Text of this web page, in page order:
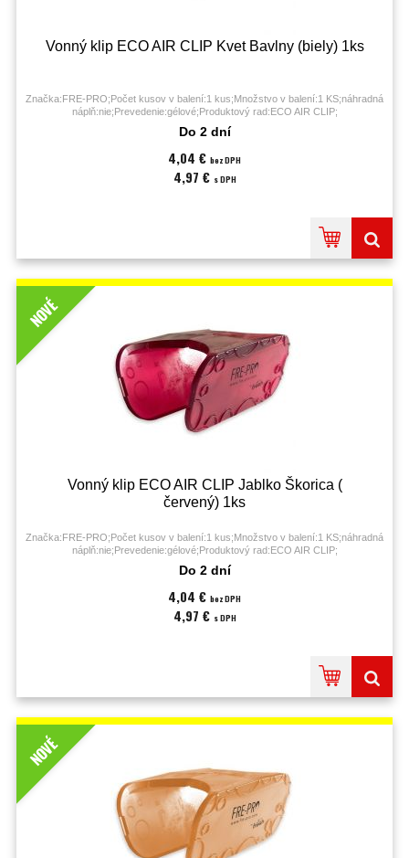
Vonný klip ECO AIR CLIP Kvet Bavlny (biely) 1ks
Značka:FRE-PRO;Počet kusov v balení:1 kus;Množstvo v balení:1 KS;náhradná
náplň:nie;Prevedenie:gélové;Produktový rad:ECO AIR CLIP;
Do 2 dní
4,04 € bez DPH
4,97 € s DPH
NOVÉ
Vonný klip ECO AIR CLIP Jablko Škorica (
červený) 1ks
Značka:FRE-PRO;Počet kusov v balení:1 kus;Množstvo v balení:1 KS;náhradná
náplň:nie;Prevedenie:gélové;Produktový rad:ECO AIR CLIP;
Do 2 dní
4,04 € bez DPH
4,97 € s DPH
NOVÉ